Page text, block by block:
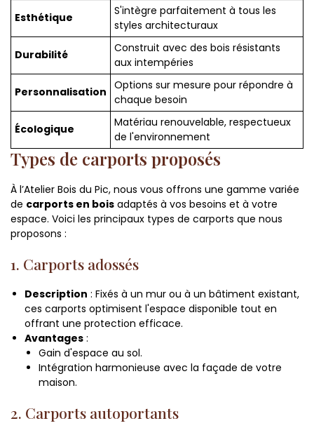
Esthétique
S'intègre parfaitement à tous les
styles architecturaux
Durabilité
Construit avec des bois résistants
aux intempéries
Personnalisation Options sur mesure pour répondre à
chaque besoin
Écologique
Matériau renouvelable, respectueux
de l'environnement
Types de carports proposés
À l’Atelier Bois du Pic, nous vous offrons une gamme variée
de carports en bois adaptés à vos besoins et à votre
espace. Voici les principaux types de carports que nous
proposons :
1. Carports adossés
Description : Fixés à un mur ou à un bâtiment existant,
ces carports optimisent l'espace disponible tout en
offrant une protection efficace.
Avantages :
Gain d'espace au sol.
Intégration harmonieuse avec la façade de votre
maison.
2. Carports autoportants